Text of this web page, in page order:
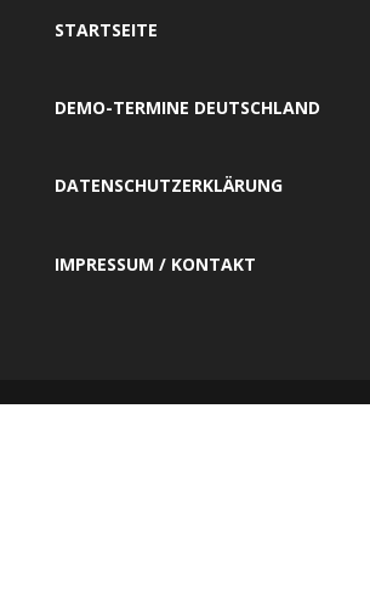
STARTSEITE
DEMO-TERMINE DEUTSCHLAND
DATENSCHUTZERKLÄRUNG
IMPRESSUM / KONTAKT